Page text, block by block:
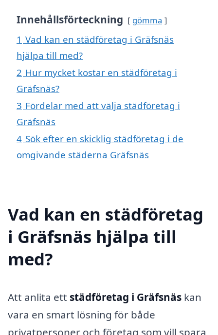
Innehållsförteckning gömma
1 Vad kan en städföretag i Gräfsnäs
hjälpa till med?
2 Hur mycket kostar en städföretag i
Gräfsnäs?
3 Fördelar med att välja städföretag i
Gräfsnäs
4 Sök efter en skicklig städföretag i de
omgivande städerna Gräfsnäs
Vad kan en städföretag
i Gräfsnäs hjälpa till
med?
Att anlita ett städföretag i Gräfsnäs kan
vara en smart lösning för både
privatpersoner och företag som vill spara